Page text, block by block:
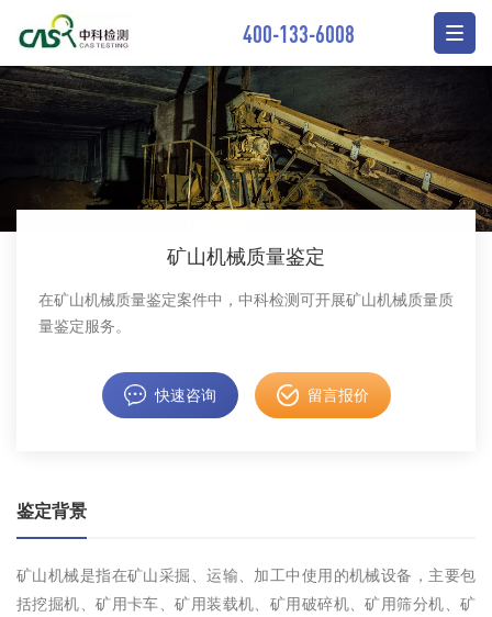
400-133-6008
矿山机械质量鉴定
在矿山机械质量鉴定案件中，中科检测可开展矿山机械质量质
量鉴定服务。
快速咨询 留言报价
鉴定背景
矿山机械是指在矿山采掘、运输、加工中使用的机械设备，主要包
括挖掘机、矿用卡车、矿用装载机、矿用破碎机、矿用筛分机、矿